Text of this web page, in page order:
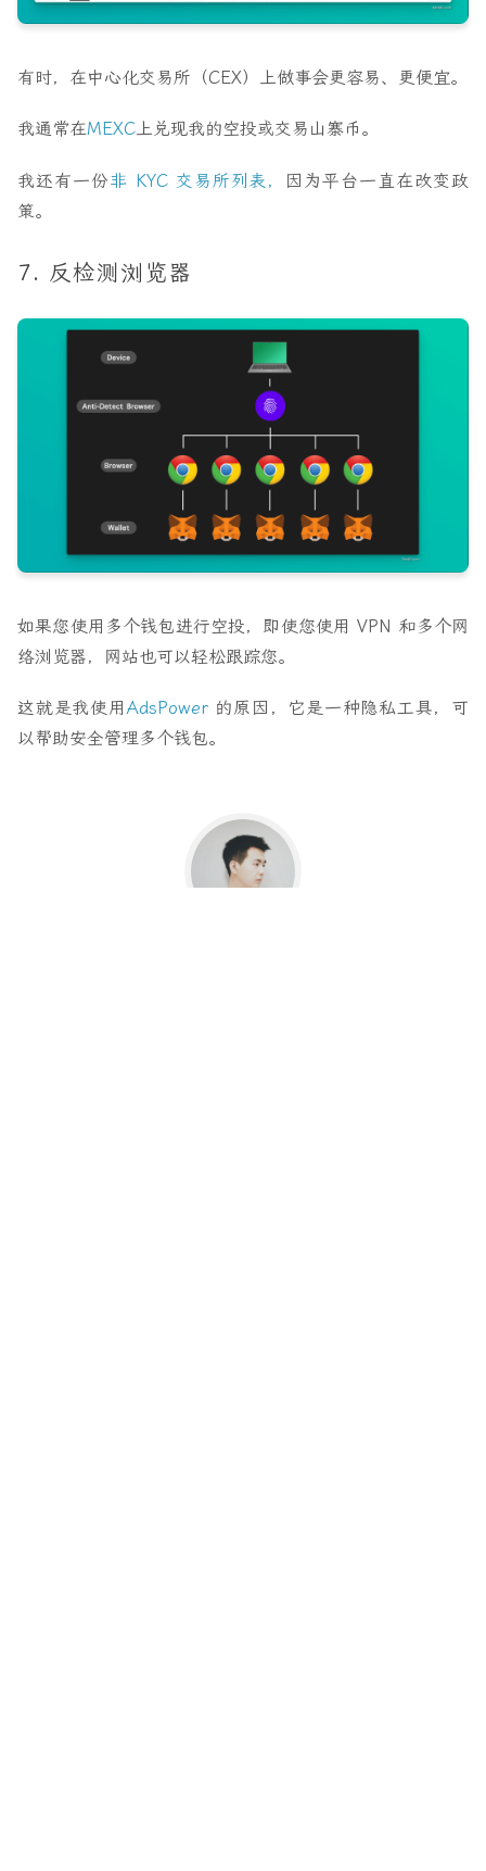
有时，在中心化交易所（CEX）上做事会更容易、更便宜。
我通常在MEXC上兑现我的空投或交易山寨币。
我还有一份非 KYC 交易所列表， 因为平台一直在改变政
策。
7. 反检测浏览器
如果您使用多个钱包进行空投，即使您使用 VPN 和多个网
络浏览器，网站也可以轻松跟踪您。
这就是我使用AdsPower的原因，它是一种隐私工具，可
以帮助安全管理多个钱包。